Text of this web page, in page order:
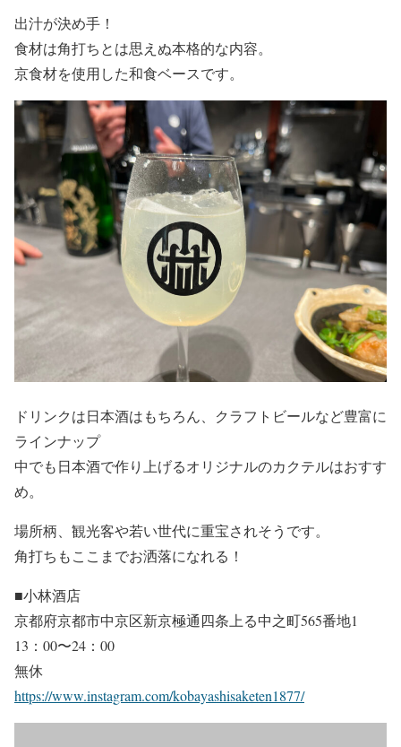
出汁が決め手！
食材は角打ちとは思えぬ本格的な内容。
京食材を使用した和食ベースです。
ドリンクは日本酒はもちろん、クラフトビールなど豊富に
ラインナップ
中でも日本酒で作り上げるオリジナルのカクテルはおすす
め。
場所柄、観光客や若い世代に重宝されそうです。
角打ちもここまでお洒落になれる！
■小林酒店
京都府京都市中京区新京極通四条上る中之町565番地1
13：00〜24：00
無休
https://www.instagram.com/kobayashisaketen1877/